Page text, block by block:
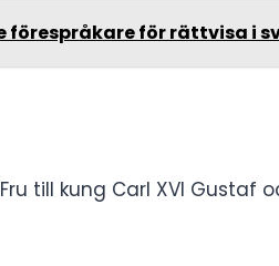
förespråkare för rättvisa i
till kung Carl XVI Gustaf